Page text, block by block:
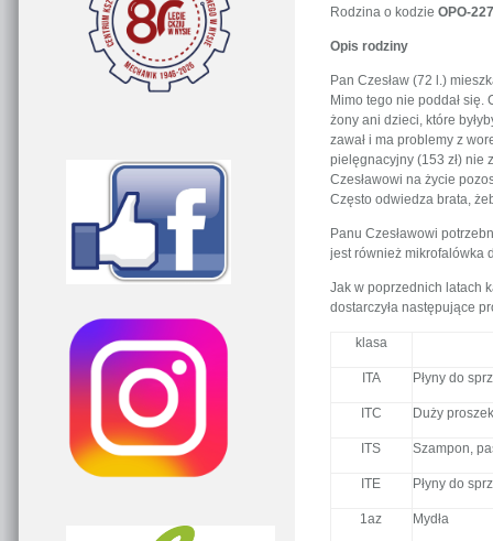
Rodzina o kodzie OPO-
Opis rodziny
Pan Czesław (72 l.)
Mimo tego nie poddał się.
żony ani dzieci, które
zawał i ma problemy z
pielęgnacyjny (153 zł) nie
Czesławowi na życie
Często odwiedza brata,
Panu Czesławowi
jest również mikrofalówka
Jak w poprzednich latach
dostarczyła następujące
klasa
ITA Płyny do
ITC Duży
ITS Szampon,
ITE Płyny do
1az Mydła